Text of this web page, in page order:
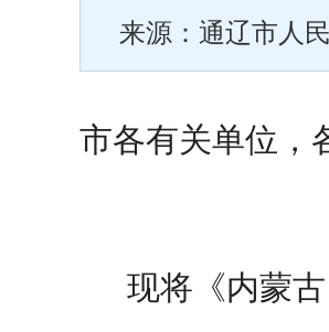
来源：通辽市人
市各有关单位 ，
现将《内蒙